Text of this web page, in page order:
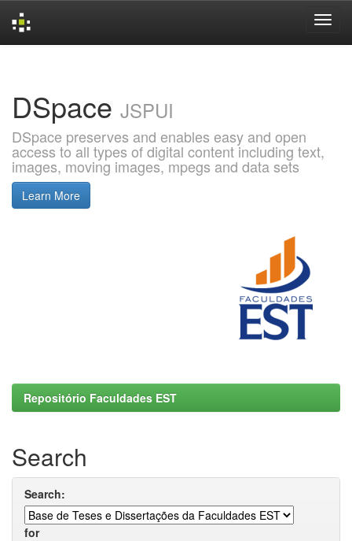
DSpace JSPUI
DSpace preserves and enables easy and open
access to all types of digital content including text,
images, moving images, mpegs and data sets
Learn More
Repositório Faculdades EST
Search
Search:
for